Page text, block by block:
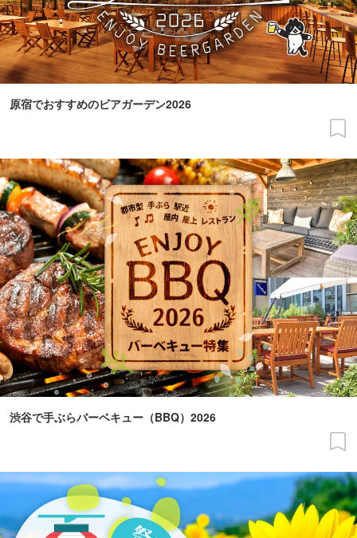
原宿でおすすめのビアガーデン2026
渋谷で手ぶらバーベキュー（BBQ）2026